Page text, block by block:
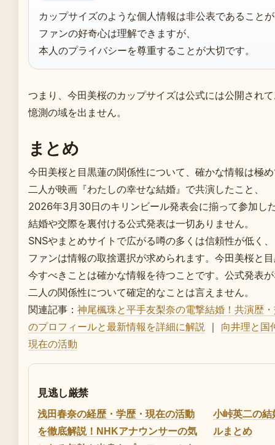
カップサイズのような個人情報は非公表であること
ファンの好奇心は理解できますが、
本人のプライバシーを尊重することが大切です。
つまり、今田美桜のカップサイズは公式には公開され
憶測の域を出ません。
まとめ
今田美桜と目黒蓮の関係性について、確かな情報は極
二人が映画『わたしの幸せな結婚』で共演したこと、
2026年3月30日のキリンビール発表会に揃って参加し
結婚や交際を裏付ける公式発表は一切ありません。
SNSやまとめサイトで広がる噂の多くは信頼性が低く、
ファンは情報の取捨選択が求められます。今田美桜と
今すべきことは確かな情報を待つことです。公式発表
二人の関係性について確定的なことは言えません。
関連記事： 神尾楓珠と平手友梨奈の電撃結婚！共演歴
のプロフィールと最新情報を詳細に解説 ｜ 向井理と国
現在の活動
見逃し厳禁
浅田春奈の経歴・学歴・現在の活動
を徹底解説！NHKアナウンサーの気
小峠英二の結
ルまとめ